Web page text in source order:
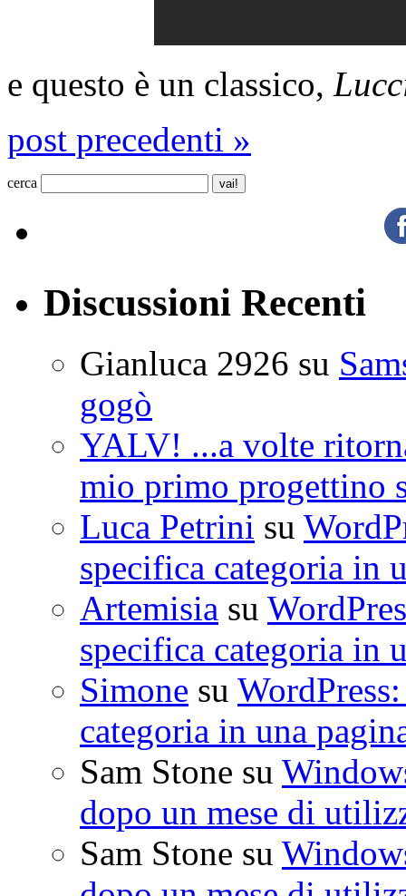
e questo è un classico,
post precedenti »
cerca
Discussioni Recenti
Gianluca 2926 su
gogò
YALV! ...a volte
mio primo progettino
Luca Petrini su
specifica categoria in
Artemisia su
specifica categoria in
Simone su
categoria in una
Sam Stone su
dopo un mese di
Sam Stone su